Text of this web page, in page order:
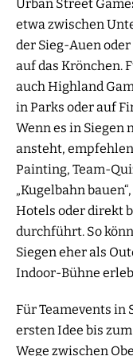
Urban Street
etwa zwischen
der Sieg-Auen
auf das Krönchen.
auch Highland
in Parks oder auf
Wenn es in Siegen
ansteht,
Painting, Team-
„Kugelbahn
Hotels oder direkt
durchführt. So
Siegen eher als
Indoor-Bühne
Für Teamevents in
ersten Idee bis
Wege zwischen